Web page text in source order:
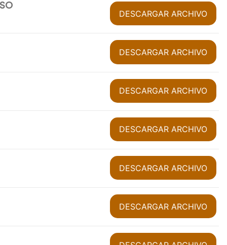
DESCARGAR ARCHIVO
DESCARGAR ARCHIVO
DESCARGAR ARCHIVO
DESCARGAR ARCHIVO
DESCARGAR ARCHIVO
DESCARGAR ARCHIVO